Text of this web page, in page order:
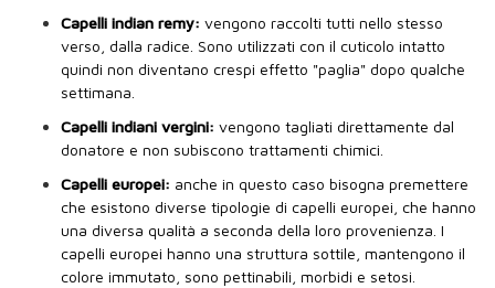
Capelli indian remy: vengono raccolti tutti nello stesso
verso, dalla radice. Sono utilizzati con il cuticolo intatto
quindi non diventano crespi effetto "paglia" dopo qualche
settimana.
Capelli indiani vergini: vengono tagliati direttamente dal
donatore e non subiscono trattamenti chimici.
Capelli europei: anche in questo caso bisogna premettere
che esistono diverse tipologie di capelli europei, che hanno
una diversa qualità a seconda della loro provenienza. I
capelli europei hanno una struttura sottile, mantengono il
colore immutato, sono pettinabili, morbidi e setosi.